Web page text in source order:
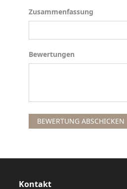
Zusammenfassung
Zusammenfassung
Bewertungen
Bewertungen
BEWERTUNG ABSCHICKEN
Kontakt